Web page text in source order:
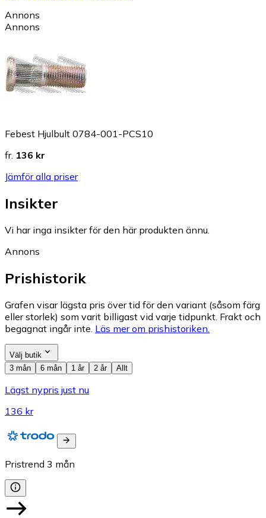
Annons
Annons
Febest Hjulbult 0784-001-PCS10
fr. 136 kr
Jämför alla priser
Insikter
Vi har inga insikter för den här produkten ännu.
Annons
Prishistorik
Grafen visar lägsta pris över tid för den variant (såsom färg
eller storlek) som varit billigast vid varje tidpunkt. Frakt och
begagnat ingår inte. Läs mer om prishistoriken.
Välj butik
3 mån
6 mån 1 år 2 år Allt
Lägst nypris just nu
136 kr
Pristrend 3 mån